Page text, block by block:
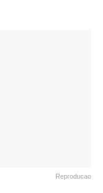
Reproducao